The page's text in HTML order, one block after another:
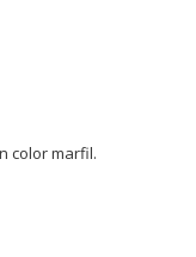
color marfil.